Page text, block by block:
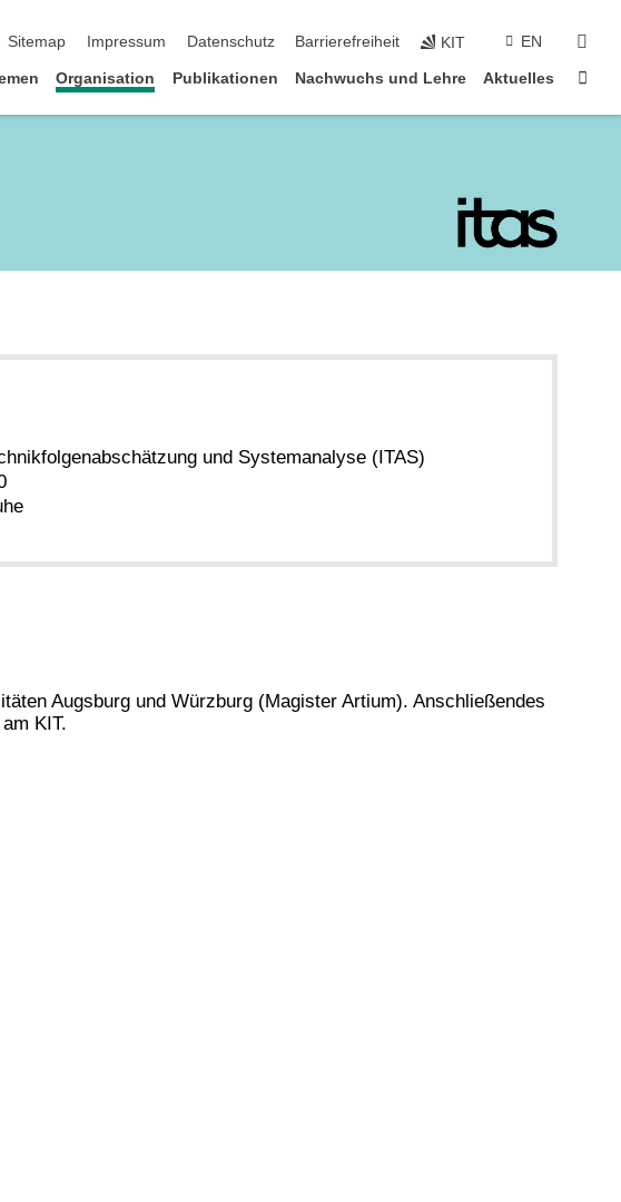
Sitemap Impressum Datenschutz Barrierefreiheit KIT EN
Organisation Publikationen Nachwuchs und Lehre Aktuelles
und Systemanalyse (ITAS)
Augsburg und Würzburg (Magister Artium). Anschließendes
KIT.